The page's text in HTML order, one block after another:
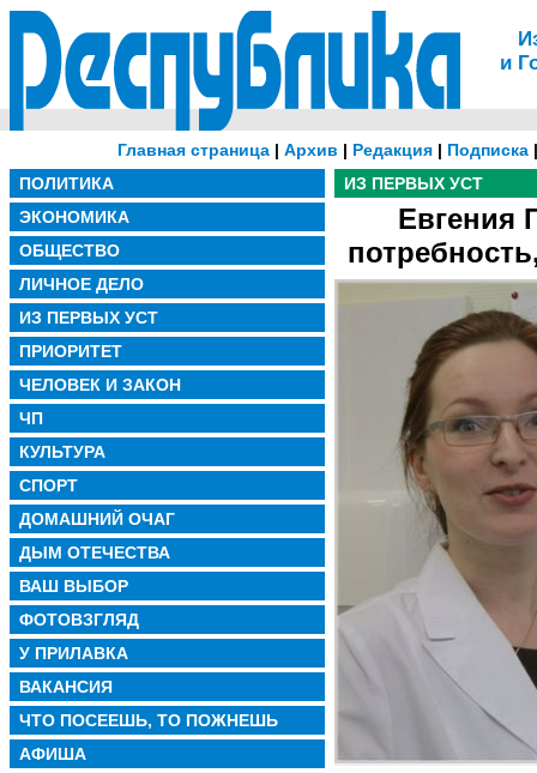
и
Главная страница | Архив | Редакция | Подписка
ПОЛИТИКА
ЭКОНОМИКА
ОБЩЕСТВО
ЛИЧНОЕ ДЕЛО
ИЗ ПЕРВЫХ УСТ
ПРИОРИТЕТ
ЧЕЛОВЕК И ЗАКОН
ЧП
КУЛЬТУРА
СПОРТ
ДОМАШНИЙ ОЧАГ
ДЫМ ОТЕЧЕСТВА
ВАШ ВЫБОР
ФОТОВЗГЛЯД
У ПРИЛАВКА
ВАКАНСИЯ
ЧТО ПОСЕЕШЬ, ТО ПОЖНЕШЬ
АФИША
ИЗ ПЕРВЫХ УСТ
Евгения